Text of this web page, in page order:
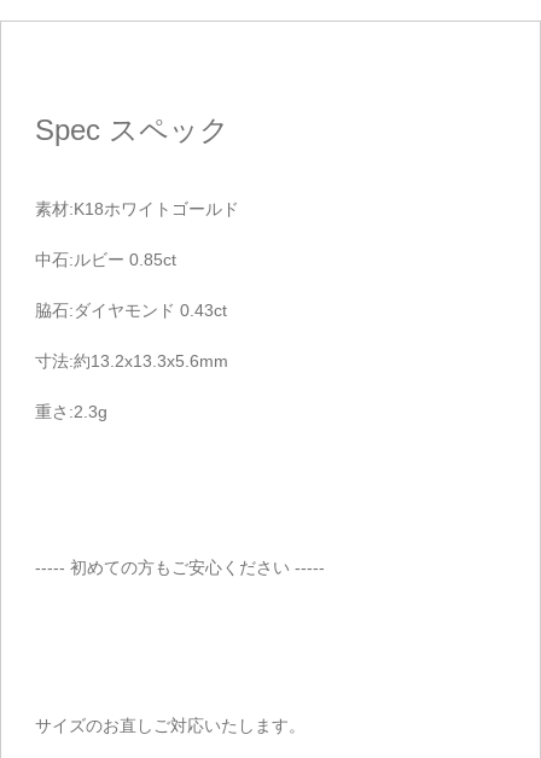
Spec スペック
素材:K18ホワイトゴールド
中石:ルビー 0.85ct
脇石:ダイヤモンド 0.43ct
寸法:約13.2x13.3x5.6mm
重さ:2.3g
----- 初めての方もご安心ください -----
サイズのお直しご対応いたします。